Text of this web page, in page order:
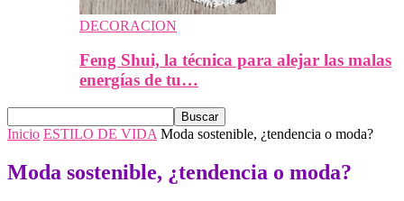
DECORACION
Feng Shui, la técnica para alejar las malas
energías de tu…
Inicio ESTILO DE VIDA Moda sostenible, ¿tendencia o moda?
Moda sostenible, ¿tendencia o moda?